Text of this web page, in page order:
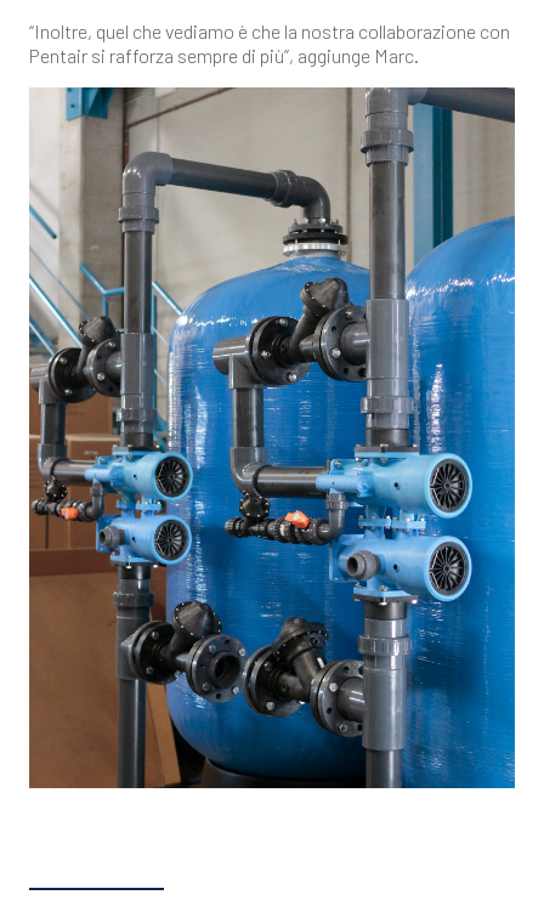
“Inoltre, quel che vediamo è che la nostra collaborazione con
Pentair si rafforza sempre di più”, aggiunge Marc.